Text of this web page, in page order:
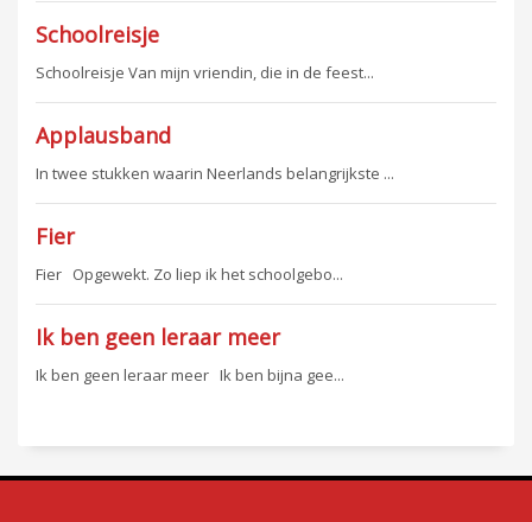
Schoolreisje
Schoolreisje Van mijn vriendin, die in de feest...
Applausband
In twee stukken waarin Neerlands belangrijkste ...
Fier
Fier Opgewekt. Zo liep ik het schoolgebo...
Ik ben geen leraar meer
Ik ben geen leraar meer Ik ben bijna gee...